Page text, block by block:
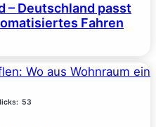
– Deutschland passt
Fahren
53